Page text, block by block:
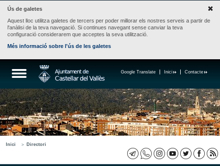
Ús de galetes
Aquest lloc utilitza galetes de tercers per poder millorar els nostres serveis a partir de
l'anàlisi de la teva navegació. Si continues navegant sense canviar la teva
configuració considerarem que acceptes la seva utilització.
Més informació sobre l'ús de les galetes
Contacte
Inici
Google Translate
Inici Directori